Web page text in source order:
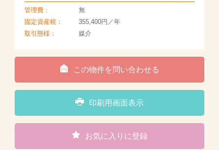
管理費：
無
固定資産税：
355,400円／年
取引態様：
媒介
この物件を問い合わせる
印刷用画面表示
お気に入りに登録